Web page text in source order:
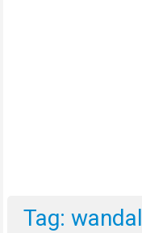
Tag: wandal